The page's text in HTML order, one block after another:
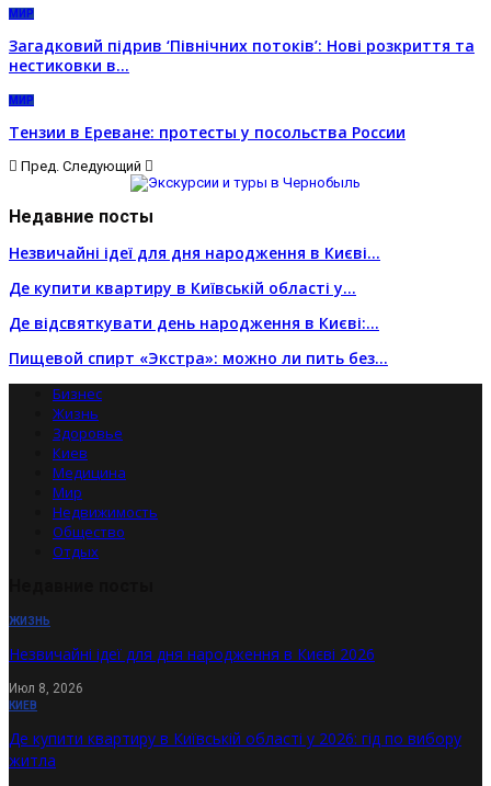
МИР
Загадковий підрив ‘Північних потоків’: Нові розкриття та
нестиковки в…
МИР
Тензии в Ереване: протесты у посольства России
Пред. Следующий
Недавние посты
Незвичайні ідеї для дня народження в Києві…
Де купити квартиру в Київській області у…
Де відсвяткувати день народження в Києві:…
Пищевой спирт «Экстра»: можно ли пить без…
Бизнес
Жизнь
Здоровье
Киев
Медицина
Мир
Недвижимость
Общество
Отдых
ЖИЗНЬ
Незвичайні ідеї для дня народження в Києві 2026
Июл 8, 2026
КИЕВ
Де купити квартиру в Київській області у 2026: гід по вибору
житла